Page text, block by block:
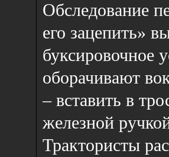
Обследование
его зацепить»
буксировочное
оборачивают
– вставить в
железной
Трактористы